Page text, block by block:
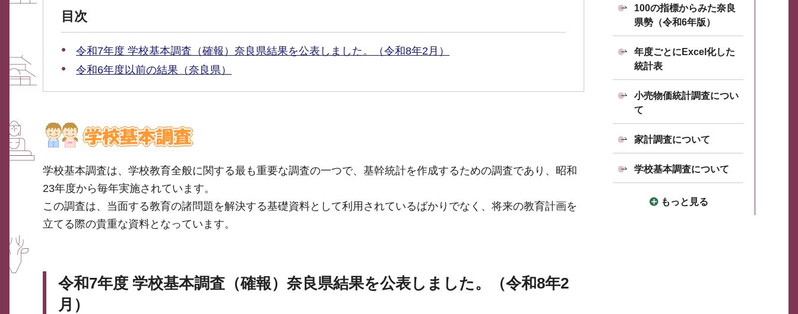
目次
令和7年度 学校基本調査（確報）奈良県結果を公表しました。（令和8年2月）
令和6年度以前の結果（奈良県）
学校基本調査は、学校教育全般に関する最も重要な調査の一つで、基幹統計を作成するための調査であり、昭和
23年度から毎年実施されています。
この調査は、当面する教育の諸問題を解決する基礎資料として利用されているばかりでなく、将来の教育計画を
立てる際の貴重な資料となっています。
令和7年度 学校基本調査（確報）奈良県結果を公表しました。（令和8年2
月）
100の指標からみた奈良
県勢（令和6年版）
年度ごとにExcel化した
統計表
小売物価統計調査につい
て
家計調査について
学校基本調査について
もっと見る